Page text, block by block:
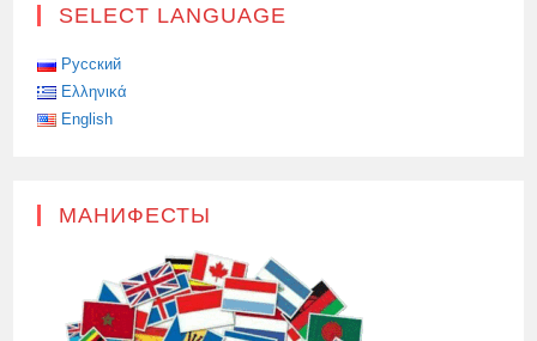
SELECT LANGUAGE
Русский
Ελληνικά
English
МАНИФЕСТЫ